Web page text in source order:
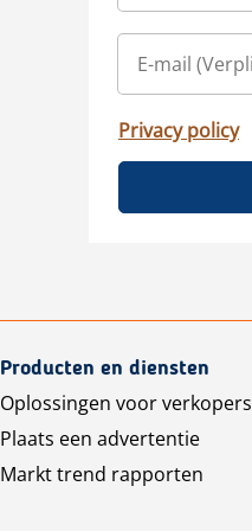
Privacy policy
Producten en diensten
Oplossingen voor verkopers
Plaats een advertentie
Markt trend rapporten